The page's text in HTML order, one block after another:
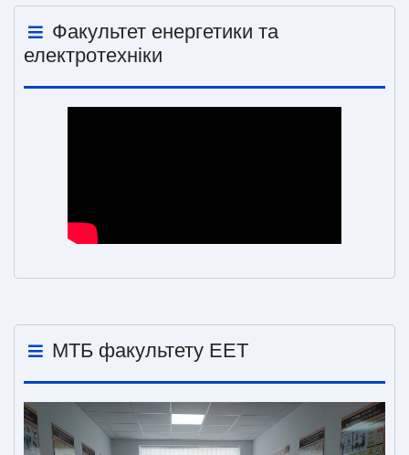
Факультет енергетики та
електротехніки
МТБ факультету ЕЕТ